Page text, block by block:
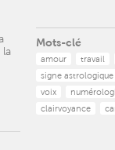
Mots-clé
amour travail
signe astrologique
voix
clairvoyance
la